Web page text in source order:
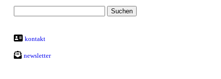
kontakt
newsletter